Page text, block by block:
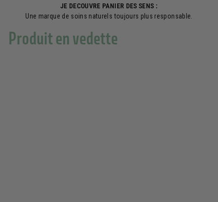
JE DECOUVRE PANIER DES SENS :
Une marque de soins naturels toujours plus responsable.
Produit en vedette